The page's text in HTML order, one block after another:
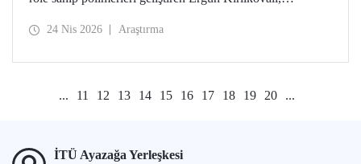
İTÜ’lülerle bir araya geldi.
24 Nis 2026 Araştırma
... 11 12 13 14 15 16 17 18 19 20 ...
İTÜ Ayazağa Yerleşkesi